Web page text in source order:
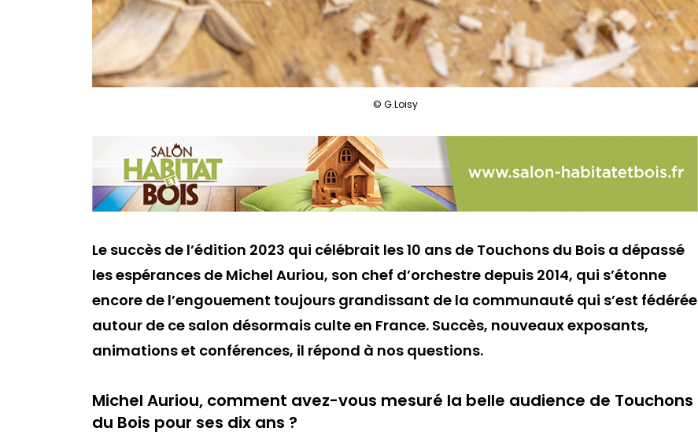
© G.Loisy
Le succès de l’édition 2023 qui célébrait les 10 ans de Touchons du Bois a dépassé
les espérances de Michel Auriou, son chef d’orchestre depuis 2014, qui s’étonne
encore de l’engouement toujours grandissant de la communauté qui s’est fédérée
autour de ce salon désormais culte en France. Succès, nouveaux exposants,
animations et conférences, il répond à nos questions.
Michel Auriou, comment avez-vous mesuré la belle audience de Touchons
du Bois pour ses dix ans ?